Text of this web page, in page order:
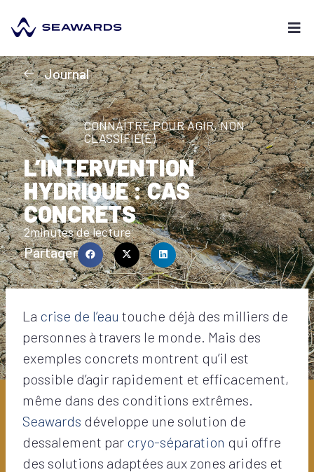
Journal
CONNAÎTRE POUR AGIR,NON
CLASSIFIÉ(E)
L’INTERVENTION
HYDRIQUE : CAS
CONCRETS
2minutes de lecture
Partager
La crise de l’eau touche déjà des milliers de
personnes à travers le monde. Mais des
exemples concrets montrent qu’il est
possible d’agir rapidement et efficacement,
même dans des conditions extrêmes.
Seawards développe une solution de
dessalement par cryo-séparation qui offre
des solutions adaptées aux zones arides et